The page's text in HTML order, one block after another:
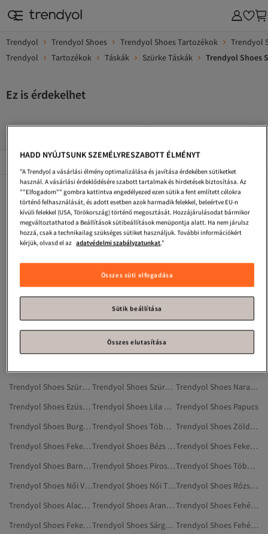
Trendyol Trendyol Shoes Trendyol Shoes Tartozékok
Trendyol
Trendyol
Tartozékok Táskák Szürke Táskák Trendyol Shoes
Ez is érdekelhet
Népszerű márkák
Trendyol Shoes Szürke Mule Trendyol Shoes Női Táskák És Tokok
Trendyol Shoes Bézs Táskák
Trendyol Shoes Hátizsákok
Trendyol Shoes Rózsaszín Táskák
Trendyol Shoes
Trendyol Shoes Táskák És Tokok
Trendyol Shoes Női Hátizsákok
Trendyol Shoes Fekete Hátizsákok
Trendyol Shoes Tűsarkúk
Trendyol Shoes Női Tűsarkúk
Trendyol Shoes Szürke Házipapucsok
Trendyol Shoes Tartozékok
Trendyol Shoes Férfi Cipő
Trendyol Shoes Szürke Bakancsok
Trendyol Shoes Szürke Otthoni Csizmák, Papucsok
Trendyol Shoes Narancs Táskák
Trendyol Shoes Ezüstszínű Ékszerek
Trendyol Shoes Lila Táskák Trendyol Shoes Papucs
Trendyol Shoes Burgundi Tűsarkúk
Trendyol Shoes Többszínű Tartozékok
Trendyol Shoes Zöld Tűsarkúk
Trendyol Shoes Fekete Táskák És Tokok
Trendyol Shoes Bézs Tartozékok
Trendyol Shoes Fekete Tartozékok
Trendyol Shoes Barna Nyaksálak
Trendyol Shoes Piros Táskák
Trendyol Shoes Többszínű Válltáskák
Trendyol Shoes Női Válltáskák
Trendyol Shoes Női Térdig Érő Csizma
Trendyol Shoes Rózsaszín Sminkeszközök És Kiegészítők
Trendyol Shoes Alacsony Sarkú Cipő
Trendyol Shoes Aranyszínű Válltáskák
Trendyol Shoes Fehér Tartozékok
Trendyol Shoes Fekete Válltáskák
Trendyol Shoes Sárga Tartozékok
Trendyol Shoes Fehér Nyaksálak
HADD NYÚJTSUNK SZEMÉLYRESZABOTT ÉLMÉNYT
"A Trendyol a vásárlási élmény optimalizálása és javítása érdekében sütiketket
használ. A vásárlási érdeklődésére szabott tartalmak és hirdetések biztosítása. Az
""Elfogadom"" gombra kattintva engedélyezed ezen sütik a fent említett célokra
történő felhasználását, és adott esetben azok harmadik felekkel, beleértve EU-n
kívüli felekkel (USA, Törökország) történő megosztását. Hozzájárulásodat bármikor
megváltoztathatod a Beállítások sütibeállítások menüpontja alatt. Ha nem járulsz
hozzá, csak a technikailag szükséges sütiket használjuk. További információkért
kérjük, olvasd el az adatvédelmi szabályzatunkat."
Összes süti elfogadása
Sütik beállítása
Összes elutasítása